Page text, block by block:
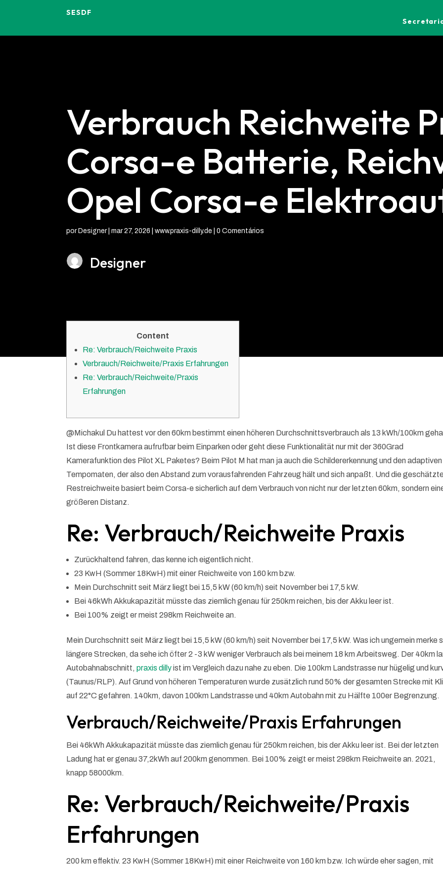
SESDF
Verbrauch Reichweite
Corsa-e Batterie,
Opel Corsa-e
por Designer|mar 27, 2026 |www.praxis-dilly.de |0 Comentários
Designer
Content
Re: Verbrauch/Reichweite Praxis
Verbrauch/Reichweite/Praxis Erfahrungen
Re: Verbrauch/Reichweite/Praxis
Erfahrungen
@Michakul Du hattest vor den 60km bestimmt einen höheren Durchschnittsverbrauch als 13 kWh/100km
Ist diese Frontkamera aufrufbar beim Einparken oder geht diese Funktionalität nur mit der 360Grad
Kamerafunktion des Pilot XL Paketes? Beim Pilot M hat man ja auch die Schildererkennung und den adaptiven
Tempomaten, der also den Abstand zum vorausfahrenden Fahrzeug hält und sich anpaßt. Und die
Restreichweite basiert beim Corsa-e sicherlich auf dem Verbrauch von nicht nur der letzten 60km, sondern
größeren Distanz.
Re: Verbrauch/Reichweite Praxis
Zurückhaltend fahren, das kenne ich eigentlich nicht.
23 KwH (Sommer 18KwH) mit einer Reichweite von 160 km bzw.
Mein Durchschnitt seit März liegt bei 15,5 kW (60 km/h) seit November bei 17,5 kW.
Bei 46kWh Akkukapazität müsste das ziemlich genau für 250km reichen, bis der Akku leer ist.
Bei 100% zeigt er meist 298km Reichweite an.
Mein Durchschnitt seit März liegt bei 15,5 kW (60 km/h) seit November bei 17,5 kW. Was ich ungemein merke
längere Strecken, da sehe ich öfter 2 -3 kW weniger Verbrauch als bei meinem 18 km Arbeitsweg. Der 40km
Autobahnabschnitt,praxis dillyist im Vergleich dazu nahe zu eben. Die 100km Landstrasse nur hügelig und
(Taunus/RLP). Auf Grund von höheren Temperaturen wurde zusätzlich rund 50% der gesamten Strecke mit
auf 22°C gefahren. 140km, davon 100km Landstrasse und 40km Autobahn mit zu Hälfte 100er Begrenzung.
Verbrauch/Reichweite/Praxis Erfahrungen
Bei 46kWh Akkukapazität müsste das ziemlich genau für 250km reichen, bis der Akku leer ist. Bei der letzten
Ladung hat er genau 37,2kWh auf 200km genommen. Bei 100% zeigt er meist 298km Reichweite an. 2021,
knapp 58000km.
Re: Verbrauch/Reichweite/Praxis
Erfahrungen
200 km effektiv. 23 KwH (Sommer 18KwH) mit einer Reichweite von 160 km bzw. Ich würde eher sagen, mit